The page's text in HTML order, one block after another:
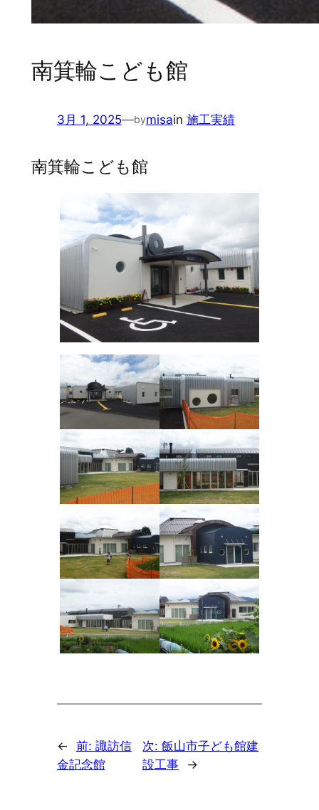
南箕輪こども館
3月 1, 2025—bymisain 施工実績
南箕輪こども館
← 前: 諏訪信
金記念館
次:飯山市子ども館建
設工事
→